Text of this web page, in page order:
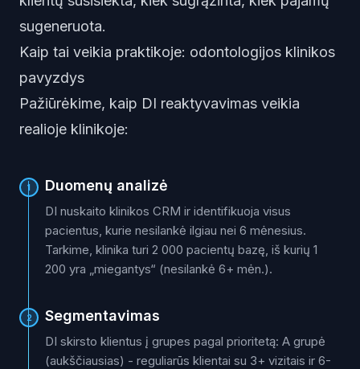
sugeneruota.
Kaip tai veikia praktikoje: odontologijos klinikos
pavyzdys
Pažiūrėkime, kaip DI reaktyvavimas veikia
realioje klinikoje:
1 Duomenų analizė
DI nuskaito klinikos CRM ir identifikuoja visus
pacientus, kurie nesilankė ilgiau nei 6 mėnesius.
Tarkime, klinika turi 2 000 pacientų bazę, iš kurių 1
200 yra „miegantys“ (nesilankė 6+ mėn.).
2 Segmentavimas
DI skirsto klientus į grupes pagal prioritetą: A grupė
(aukščiausias) - reguliarūs klientai su 3+ vizitais ir 6-